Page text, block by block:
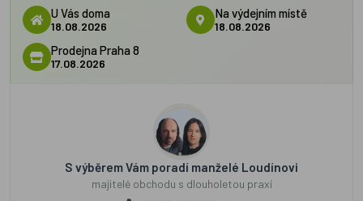
U Vás doma
18.08.2026
Na výdejním místě
18.08.2026
Prodejna Praha 8
17.08.2026
S výběrem Vám poradí manželé Loudínovi
majitelé obchodu s dlouholetou praxí